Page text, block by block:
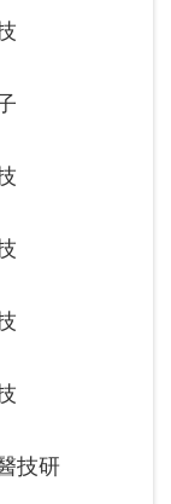
技研